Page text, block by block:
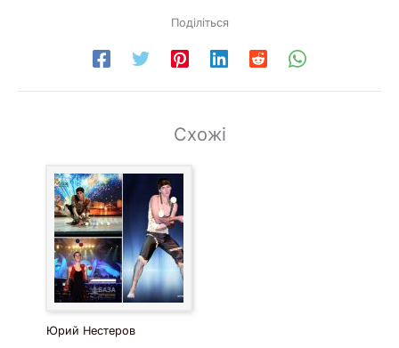
Поділіться
Схожі
Юрий Нестеров